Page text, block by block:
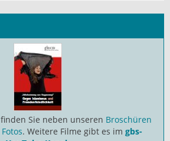
finden Sie neben unseren Broschüren
Fotos. Weitere Filme gibt es im gbs-